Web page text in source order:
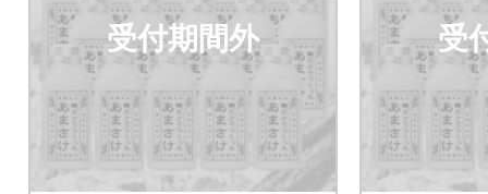
受付期間外 受